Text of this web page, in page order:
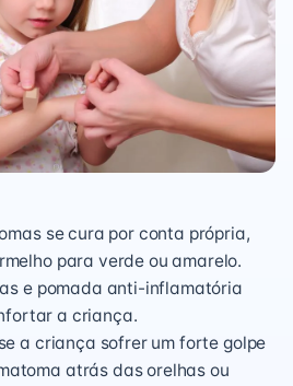
se cura por conta própria,
para verde ou amarelo.
e pomada anti-inflamatória
a criança.
a criança sofrer um forte golpe
atrás das orelhas ou